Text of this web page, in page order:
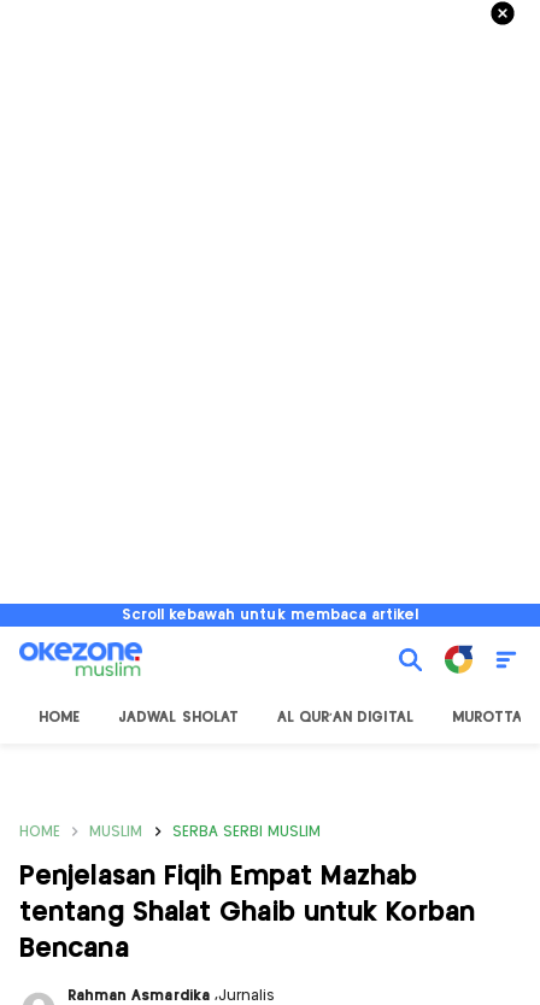
Scroll kebawah untuk membaca artikel
HOME JADWAL SHOLAT AL QUR'AN DIGITAL MUROTTAL
HOME MUSLIM SERBA SERBI MUSLIM
Penjelasan Fiqih Empat Mazhab
tentang Shalat Ghaib untuk Korban
Bencana
Rahman Asmardika ,Jurnalis